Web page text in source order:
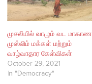
முசலியில் வாழும் வட மாகாண
முஸ்லிம் மக்கள் மற்றும்
வாழ்வாதார கேள்விகள்
October 29, 2021
In "Democracy"